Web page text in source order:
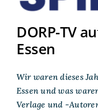
DORP-TV
Essen
Wir waren dieses
Essen und was
Verlage und -